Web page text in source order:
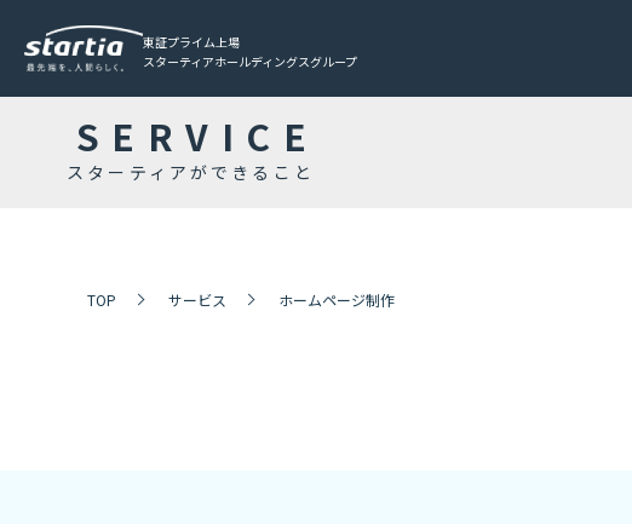
東証プライム上場
スターティアホールディングスグループ
SERVICE
スターティアができること
TOP サービス ホームページ制作